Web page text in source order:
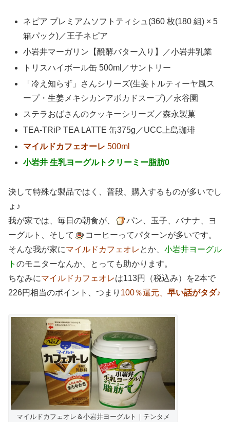
ネピア プレミアムソフトティシュ(360 枚(180 組) × 5
箱パック)／王子ネピア
小岩井マーガリン【醗酵バター入り】／小岩井乳業
トリスハイボール缶 500ml／サントリー
「冷え知らず」さんシリーズ(生姜トルティーヤ風ス
ープ・生姜メキシカンアボカドスープ)／永谷園
ステラおばさんのクッキーシリーズ／森永製菓
TEA-TRiP TEA LATTE 缶375g／UCC上島珈琲
マイルドカフェオーレ 500ml
小岩井 生乳ヨーグルトクリーミー脂肪0
決して特殊な製品ではく、普段、購入するものが多いでし
ょ♪
我が家では、毎日の朝食が、
パン、玉子、バナナ、ヨ
ーグルト、そして
コーヒーってパターンが多いです。
そんな我が家にマイルドカフェオレ とか、 小岩井ヨーグル
ト のモニターなんか、とっても助かります。
ちなみにマイルドカフェオレは113円（税込み）を2本で
226円相当のポイント、つまり 100％還元、 早い話がタダ♪
マイルドカフェオレ＆小岩井ヨーグルト｜テンタメ